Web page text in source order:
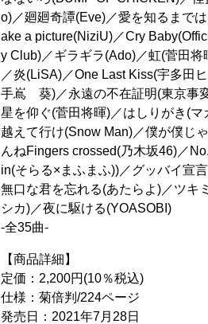
o)／廻廻奇譚(Eve)／愛を知るまで
ake a picture(NiziU)／Cry
y Club)／ギラギラ(Ado)／虹(菅田
／炎(LiSA)／One Last Kiss(宇多田
手嶌 葵)／永遠の不在証明(東京事
星を仰ぐ(菅田将暉)／はしりがき(
越えて行け(Snow Man)／僕が僕じ
んねFingers crossed(乃木坂46)／
in(そらる×まふまふ))／グッバイ宣
無口な君を忘れる(あたらよ)／ツキ
シカ)／夜に駆ける(YOASOBI)
-全35曲-
【商品詳細】
定価：2,200円(10％税込)
仕様：菊倍判/224ページ
発売日：2021年7月28日